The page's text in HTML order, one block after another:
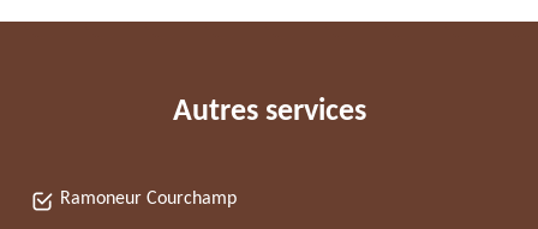
Autres services
Ramoneur Courchamp